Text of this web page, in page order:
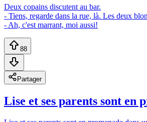
Deux copains discutent au bar.
- Tiens, regarde dans la rue, là. Les deux
- Ah, c'est marrant, moi aussi!
88
Partager
Lise et ses parents sont en